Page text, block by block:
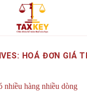
HOÁ ĐƠN GIÁ